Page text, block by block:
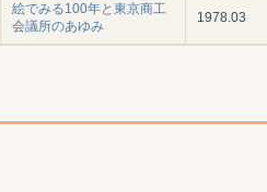
絵でみる100年と東京商工
会議所のあゆみ
1978.03